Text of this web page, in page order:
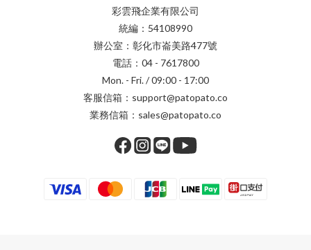
彩雲飛企業有限公司
統編：54108990
辦公室：彰化市崙美路477號
電話：04 - 7617800
Mon. - Fri. / 09:00 - 17:00
客服信箱：support@patopato.co
業務信箱：sales@patopato.co